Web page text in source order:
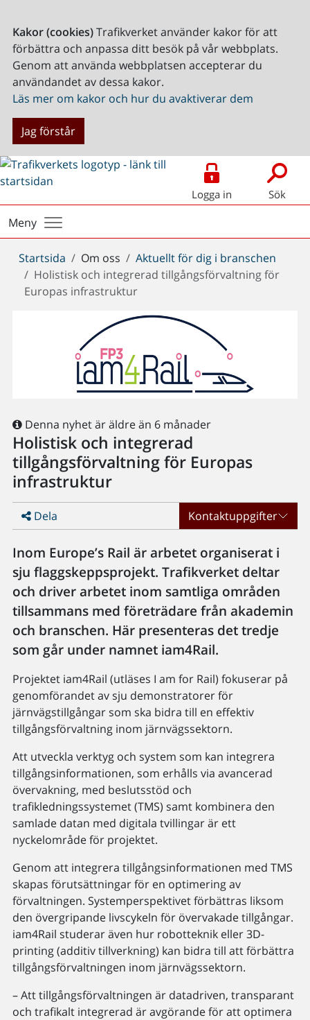
Kakor (cookies)Trafikverket använder kakor för att
förbättra och anpassa ditt besök på vår webbplats.
Genom att använda webbplatsen accepterar du
användandet av dessa kakor.
Läs mer om kakor och hur du avaktiverar dem
Jag förstår
Logga in Sök
Meny
Du
är
här:
Startsida Om oss
Aktuellt för dig i branschen
Holistisk och integrerad tillgångsförvaltning för
Europas infrastruktur
Denna nyhet är äldre än 6 månader
Holistisk och integrerad
tillgångsförvaltning för Europas
infrastruktur
Dela Kontaktuppgifter
Inom Europe’s Rail är arbetet organiserat i
sju flaggskeppsprojekt. Trafikverket deltar
och driver arbetet inom samtliga områden
tillsammans med företrädare från akademin
och branschen. Här presenteras det tredje
som går under namnet iam4Rail.
Projektet iam4Rail (utläses I am for Rail) fokuserar på
genomförandet av sju demonstratorer för
järnvägstillgångar som ska bidra till en effektiv
tillgångsförvaltning inom järnvägssektorn.
Att utveckla verktyg och system som kan integrera
tillgångsinformationen, som erhålls via avancerad
övervakning, med beslutsstöd och
trafikledningssystemet (TMS) samt kombinera den
samlade datan med digitala tvillingar är ett
nyckelområde för projektet.
Genom att integrera tillgångsinformationen med TMS
skapas förutsättningar för en optimering av
förvaltningen. Systemperspektivet förbättras liksom
den övergripande livscykeln för övervakade tillgångar.
iam4Rail studerar även hur robotteknik eller 3D-
printing (additiv tillverkning) kan bidra till att förbättra
tillgångsförvaltningen inom järnvägssektorn.
– Att tillgångsförvaltningen är datadriven, transparant
och trafikalt integrerad är avgörande för att optimera